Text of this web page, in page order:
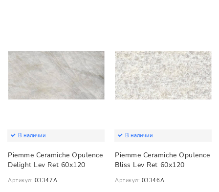
В наличии
Piemme Ceramiche Opulence
Delight Lev Ret 60x120
Артикул: 03347A
В наличии
Piemme Ceramiche Opulence
Bliss Lev Ret 60x120
Артикул: 03346A